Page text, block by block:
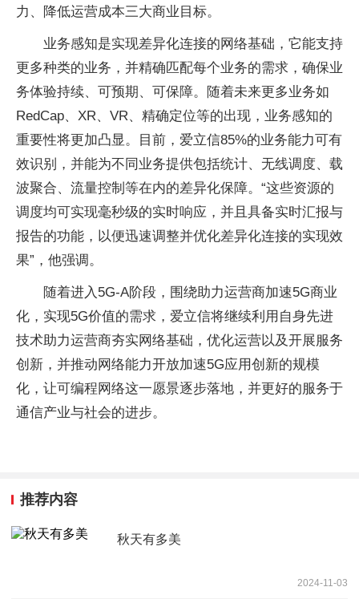
力、降低运营成本三大商业目标。
业务感知是实现差异化连接的网络基础，它能支持
更多种类的业务，并精确匹配每个业务的需求，确保业
务体验持续、可预期、可保障。随着未来更多业务如
RedCap、XR、VR、精确定位等的出现，业务感知的
重要性将更加凸显。目前，爱立信85%的业务能力可有
效识别，并能为不同业务提供包括统计、无线调度、载
波聚合、流量控制等在内的差异化保障。“这些资源的
调度均可实现毫秒级的实时响应，并且具备实时汇报与
报告的功能，以便迅速调整并优化差异化连接的实现效
果”，他强调。
随着进入5G-A阶段，围绕助力运营商加速5G商业
化，实现5G价值的需求，爱立信将继续利用自身先进
技术助力运营商夯实网络基础，优化运营以及开展服务
创新，并推动网络能力开放加速5G应用创新的规模
化，让可编程网络这一愿景逐步落地，并更好的服务于
通信产业与社会的进步。
推荐内容
秋天有多美
2024-11-03